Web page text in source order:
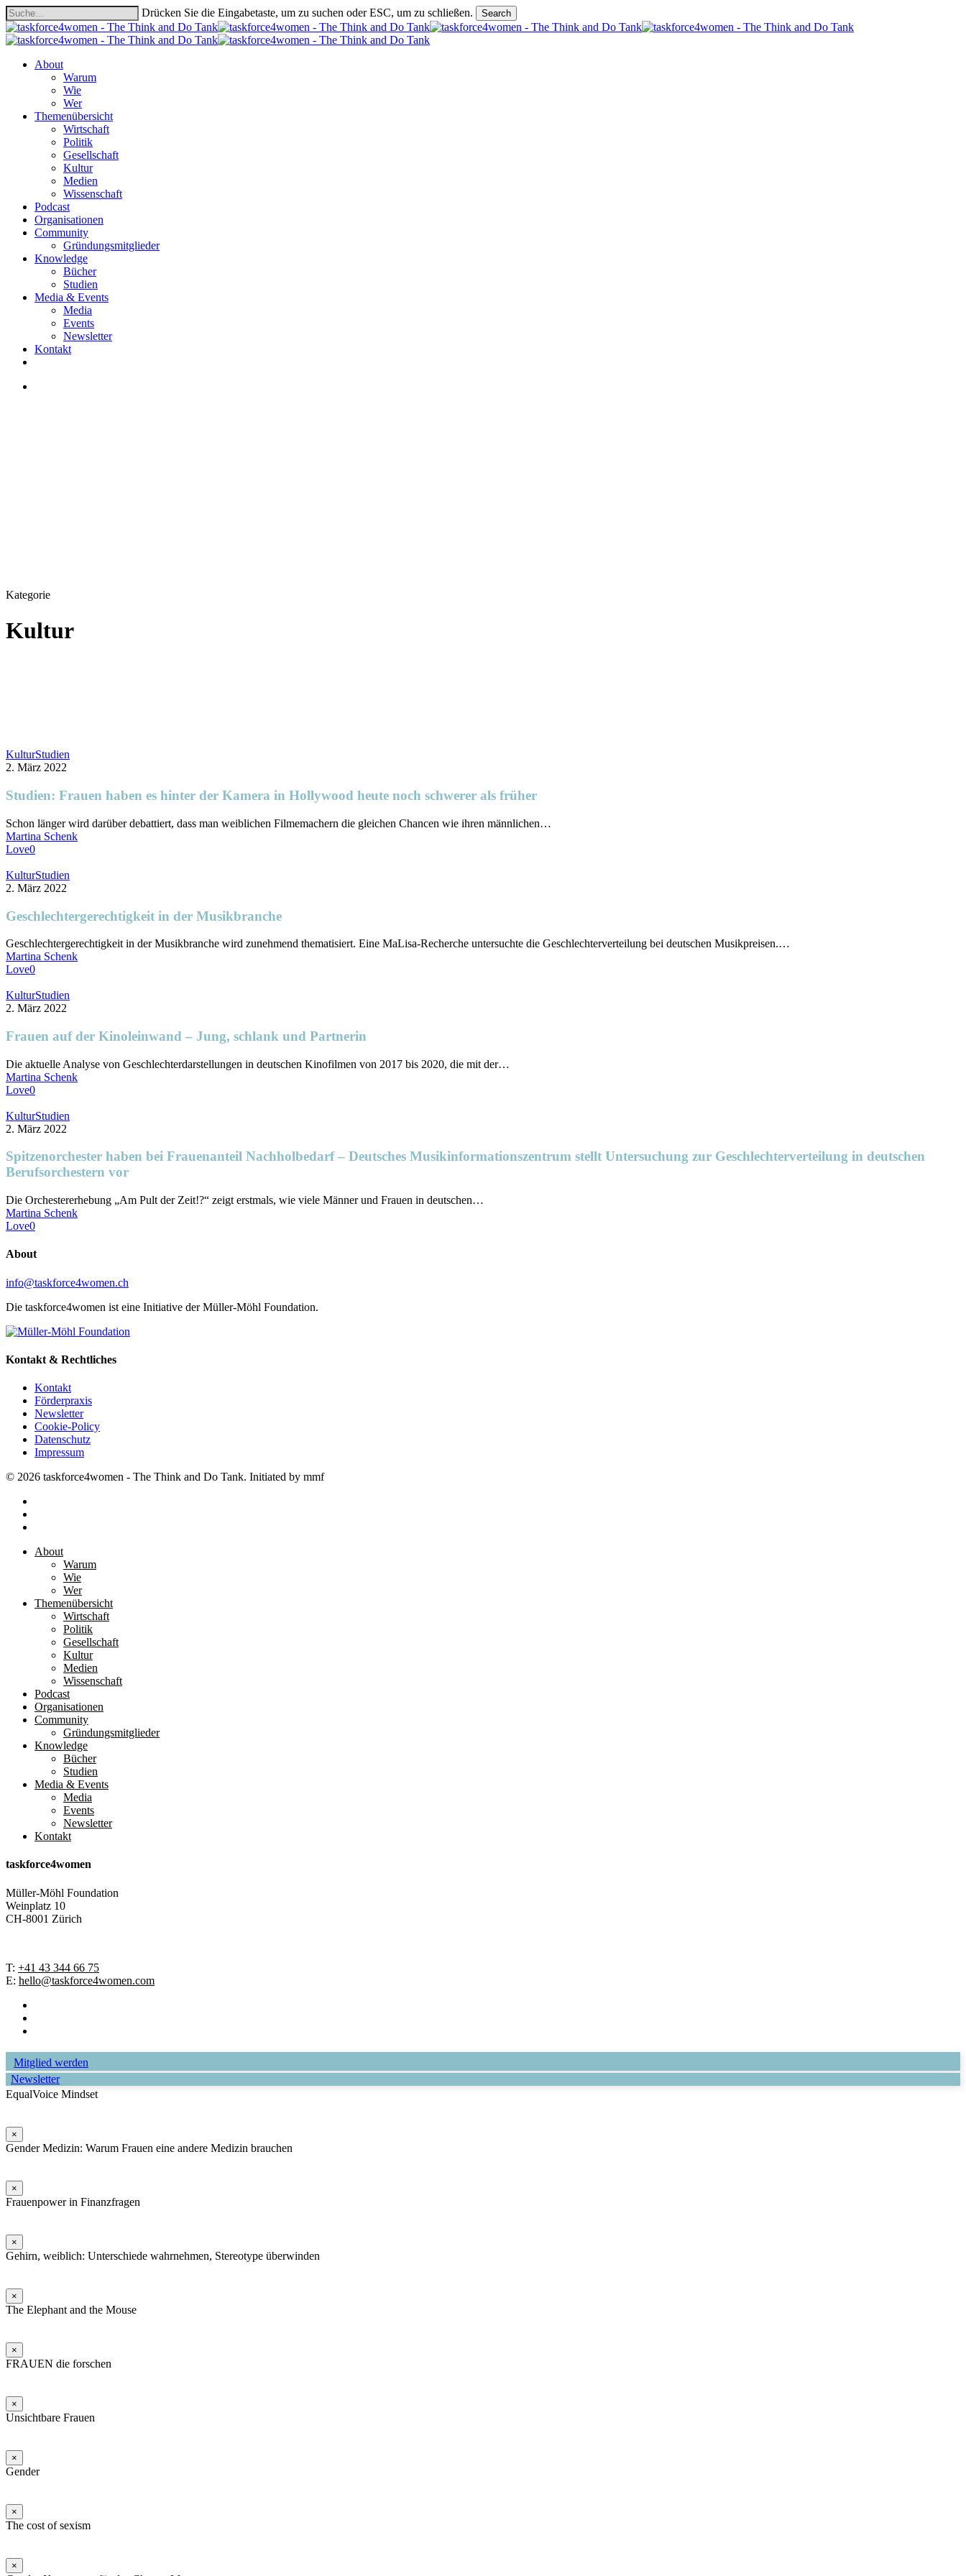
Skip
to
main
Drücken Sie die Eingabetaste, um zu suchen oder ESC, um zu schließen. Search
Close
Search
search
Menu
About
Warum
Wie
Wer
Themenübersicht
Wirtschaft
Politik
Gesellschaft
Kultur
Medien
Wissenschaft
Podcast
Organisationen
Community
Gründungsmitglieder
Knowledge
Bücher
Studien
Media & Events
Media
Events
Newsletter
Kontakt
Kategorie
Kultur
Studien:
Frauen
es
der
Kamera
in
Hollywood
heute
noch
schwerer
als
früher
KulturStudien
2. März 2022
Studien: Frauen haben es hinter der Kamera in Hollywood heute noch schwerer als früher
Schon länger wird darüber debattiert, dass man weiblichen Filmemachern die gleichen Chancen wie ihren männlichen…
Martina Schenk
Love0
Geschlechtergerechtigkeit
in
Musikbranche
KulturStudien
2. März 2022
Geschlechtergerechtigkeit in der Musikbranche
Geschlechtergerechtigkeit in der Musikbranche wird zunehmend thematisiert. Eine MaLisa-Recherche untersuchte die Geschlechterverteilung bei deutschen Musikpreisen.…
Martina Schenk
Love0
Frauen
auf
Kinoleinwand
Jung,
schlank
und
Partnerin
KulturStudien
2. März 2022
Frauen auf der Kinoleinwand – Jung, schlank und Partnerin
Die aktuelle Analyse von Geschlechterdarstellungen in deutschen Kinofilmen von 2017 bis 2020, die mit der…
Martina Schenk
Love0
Spitzenorchester
haben
Frauenanteil
Nachholbedarf
–
Musikinformationszentrum
stellt
Untersuchung
Geschlechterverteilung
deutschen
vor
KulturStudien
2. März 2022
Spitzenorchester haben bei Frauenanteil Nachholbedarf – Deutsches Musikinformationszentrum stellt Untersuchung zur Geschlechterverteilung in deutschen
Berufsorchestern vor
Die Orchestererhebung „Am Pult der Zeit!?“ zeigt erstmals, wie viele Männer und Frauen in deutschen…
Martina Schenk
Love0
About
info@taskforce4women.ch
Die taskforce4women ist eine Initiative der Müller-Möhl Foundation.
Kontakt & Rechtliches
Kontakt
Förderpraxis
Newsletter
Cookie-Policy
Datenschutz
Impressum
© 2026 taskforce4women - The Think and Do Tank. Initiated by mmf
Close
About
Warum
Wie
Wer
Themenübersicht
Wirtschaft
Politik
Gesellschaft
Kultur
Medien
Wissenschaft
Podcast
Organisationen
Community
Gründungsmitglieder
Knowledge
Bücher
Studien
Media & Events
Media
Events
Newsletter
Kontakt
taskforce4women
Müller-Möhl Foundation
Weinplatz 10
CH-8001 Zürich
T: +41 43 344 66 75
E: hello@taskforce4women.com
Mitglied werden
Newsletter
EqualVoice Mindset
×
Gender Medizin: Warum Frauen eine andere Medizin brauchen
×
Frauenpower in Finanzfragen
×
Gehirn, weiblich: Unterschiede wahrnehmen, Stereotype überwinden
×
The Elephant and the Mouse
×
FRAUEN die forschen
×
Unsichtbare Frauen
×
Gender
×
The cost of sexism
×